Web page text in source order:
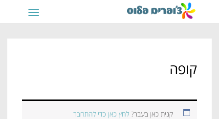
תפריט
קופה
קנית כאן בעבר? לחץ כאן כדי להתחבר